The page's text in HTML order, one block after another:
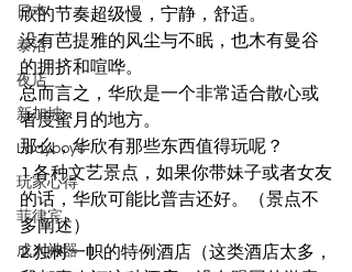
日本
泰浴
夜店
新加坡
Ladyboys
玩家心得
菲律宾
成人神器
欣的节奏超级慢，宁静，舒适。
没有芭提雅的风尘与不眠，也木有曼谷
的拥挤和喧哗。
总而言之，华欣是一个非常适合散心或
者度蜜月的地方。
那么，华欣有那些东西值得玩呢？
1.各种文艺景点，如果你带妹子或者女友
的话，华欣可能比普吉还好。（景点不
多阐述）
2.独树一帜的特例酒店（这类酒店太多，